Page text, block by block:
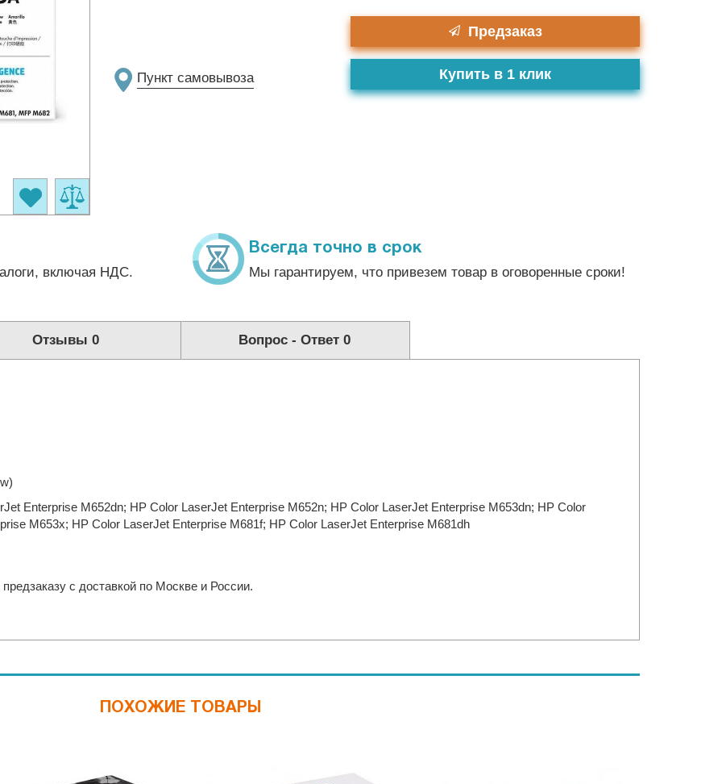
Предзаказ
Пункт самовывоза Купить в 1 клик
включая НДС.
Всегда точно в срок
Мы гарантируем, что привезем товар в оговоренные сроки!
Отзывы 0 Вопрос - Ответ0
Enterprise M652dn; HP Color LaserJet Enterprise M652n; HP Color LaserJet Enterprise M653dn; HP Color
M653x; HP Color LaserJet Enterprise M681f; HP Color LaserJet Enterprise M681dh
с доставкой по Москве и России.
ПОХОЖИЕ ТОВАРЫ